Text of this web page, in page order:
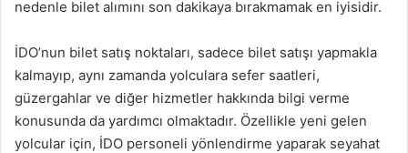
nedenle bilet alımını son dakikaya bırakmamak en iyisidir.
İDO’nun bilet satış noktaları, sadece bilet satışı yapmakla
kalmayıp, aynı zamanda yolculara sefer saatleri,
güzergahlar ve diğer hizmetler hakkında bilgi verme
konusunda da yardımcı olmaktadır. Özellikle yeni gelen
yolcular için, İDO personeli yönlendirme yaparak seyahat